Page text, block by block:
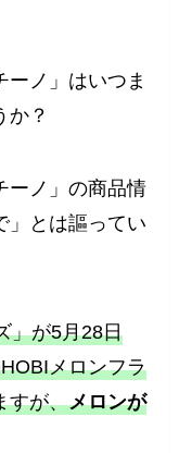
ーノ」はいつま
か？
ーノ」の商品情
」とは謳ってい
」が5月28日
メロンフラ
すが、メロンが